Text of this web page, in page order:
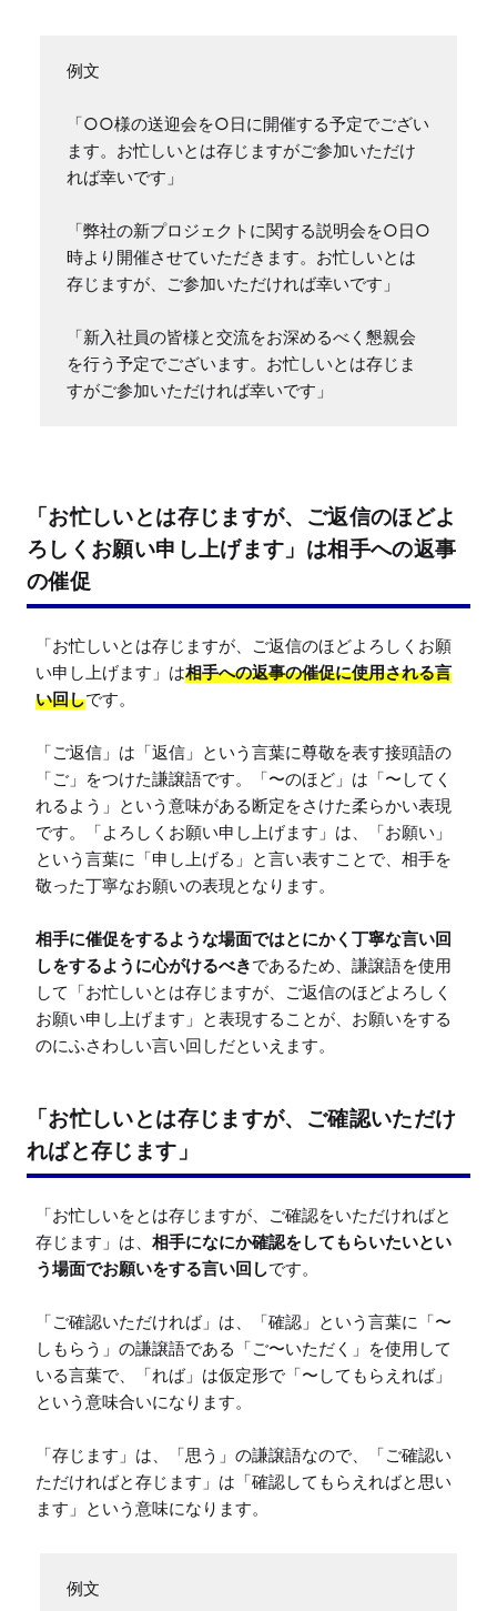
例文
「○○様の送迎会を○日に開催する予定でござい
ます。お忙しいとは存じますがご参加いただけ
れば幸いです」
「弊社の新プロジェクトに関する説明会を○日○
時より開催させていただきます。お忙しいとは
存じますが、ご参加いただければ幸いです」
「新入社員の皆様と交流をお深めるべく懇親会
を行う予定でございます。お忙しいとは存じま
すがご参加いただければ幸いです」
「お忙しいとは存じますが、ご返信のほどよ
ろしくお願い申し上げます」は相手への返事
の催促
「お忙しいとは存じますが、ご返信のほどよろしくお願
い申し上げます」は相手への返事の催促に使用される言
い回しです。
「ご返信」は「返信」という言葉に尊敬を表す接頭語の
「ご」をつけた謙譲語です。「〜のほど」は「〜してく
れるよう」という意味がある断定をさけた柔らかい表現
です。「よろしくお願い申し上げます」は、「お願い」
という言葉に「申し上げる」と言い表すことで、相手を
敬った丁寧なお願いの表現となります。
相手に催促をするような場面ではとにかく丁寧な言い回
しをするように心がけるべきであるため、謙譲語を使用
して「お忙しいとは存じますが、ご返信のほどよろしく
お願い申し上げます」と表現することが、お願いをする
のにふさわしい言い回しだといえます。
「お忙しいとは存じますが、ご確認いただけ
ればと存じます」
「お忙しいをとは存じますが、ご確認をいただければと
存じます」は、 相手になにか確認をしてもらいたいとい
う場面でお願いをする言い回しです。
「ご確認いただければ」は、「確認」という言葉に「〜
しもらう」の謙譲語である「ご〜いただく」を使用して
いる言葉で、「れば」は仮定形で「〜してもらえれば」
という意味合いになります。
「存じます」は、「思う」の謙譲語なので、「ご確認い
ただければと存じます」は「確認してもらえればと思い
ます」という意味になります。
例文